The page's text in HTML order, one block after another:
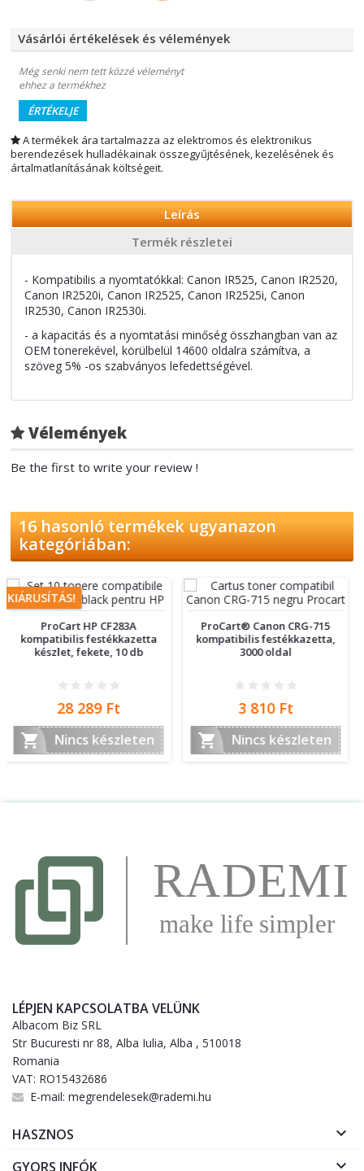
Vásárlói értékelések és vélemények
Még senki nem tett közzé véleményt
ehhez a termékhez
ÉRTÉKELJE
A termékek ára tartalmazza az elektromos és elektronikus
berendezések hulladékainak összegyűjtésének, kezelésének és
ártalmatlanításának költségeit.
Leírás
Termék részletei
- Kompatibilis a nyomtatókkal: Canon IR525, Canon IR2520,
Canon IR2520i, Canon IR2525, Canon IR2525i, Canon
IR2530, Canon IR2530i.
- a kapacitás és a nyomtatási minőség összhangban van az
OEM tonerekével, körülbelül 14600 oldalra számítva, a
szöveg 5% -os szabványos lefedettségével.
Vélemények
Be the first to write your review !
16 hasonló termékek ugyanazon
kategóriában:
ProCart® Canon CRG-715
kompatibilis festékkazetta,
3000 oldal
Ár
3 810 Ft

Nincs készleten
CF280A toner, HP
Ár
4 134 Ft

Nincs készleten
LÉPJEN KAPCSOLATBA VELÜNK
Albacom Biz SRL
Str Bucuresti nr 88, Alba Iulia, Alba , 510018
Romania
VAT: RO15432686
E-mail: megrendelesek@rademi.hu
HASZNOS 
GYORS INFÓK 